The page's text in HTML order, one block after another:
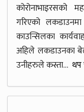
कोरोनाभाइरसको
गरिएको
काउन्सिलका
अहिले लकडाउनका
उनीहरुले कस्ता… थप